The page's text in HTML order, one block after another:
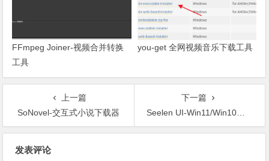
FFmpeg Joiner-视频合并转换
工具
you-get 全网视频音乐下载工具
上一篇
SoNovel-交互式小说下载器
下一篇
Seelen UI-Win11/Win10开源桌面美化工具
发表评论